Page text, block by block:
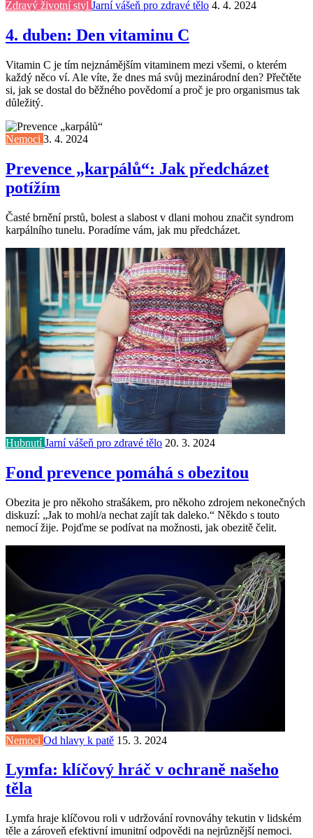
Zdravý životní styl Jarní vášeň pro zdravé tělo 4. 4. 2024
4. duben: Den vitaminu C
Vitamin C je tím nejznámějším vitaminem mezi všemi, o kterém
každý něco ví. Ale víte, že dnes má svůj mezinárodní den? Přečtěte
si, jak se dostal do běžného povědomí a proč je pro organismus tak
důležitý.
Nemoci 3. 4. 2024
Prevence „karpálů“: Jak předcházet
potížím
Časté brnění prstů, bolest a slabost v dlani mohou značit syndrom
karpálního tunelu. Poradíme vám, jak mu předcházet.
HubnutíJarní vášeň pro zdravé tělo 20. 3. 2024
Fond prevence pomáhá s obezitou
Obezita je pro někoho strašákem, pro někoho zdrojem nekonečných
diskuzí: „Jak to mohl/a nechat zajít tak daleko.“ Někdo s touto
nemocí žije. Pojďme se podívat na možnosti, jak obezitě čelit.
Nemoci Od hlavy k patě 15. 3. 2024
Lymfa: klíčový hráč v ochraně našeho
těla
Lymfa hraje klíčovou roli v udržování rovnováhy tekutin v lidském
těle a zároveň efektivní imunitní odpovědi na nejrůznější nemoci.